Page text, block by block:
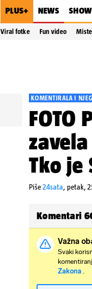
PLUS+ NEWS SHOW
Viral fotke Fun video
KOMENTIRALA I
FOTO
Tko je
Piše24sata, petak,
Komentari
Važna
Svaki
Zakona .